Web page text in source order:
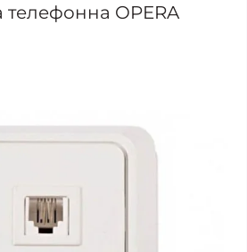
телефонна OPERA